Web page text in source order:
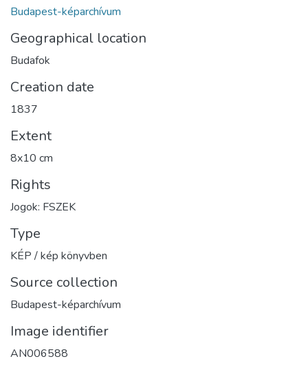
Budapest-képarchívum
Geographical location
Budafok
Creation date
1837
Extent
8x10 cm
Rights
Jogok: FSZEK
Type
KÉP / kép könyvben
Source collection
Budapest-képarchívum
Image identifier
AN006588